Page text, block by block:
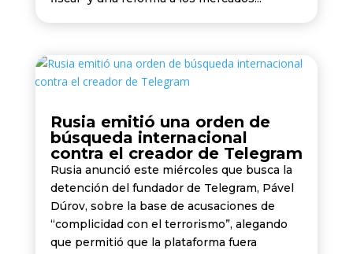
Rusia emitió una orden de
búsqueda internacional
contra el creador de Telegram
Rusia anunció este miércoles que busca la
detención del fundador de Telegram, Pável
Dúrov, sobre la base de acusaciones de
“complicidad con el terrorismo”, alegando
que permitió que la plataforma fuera